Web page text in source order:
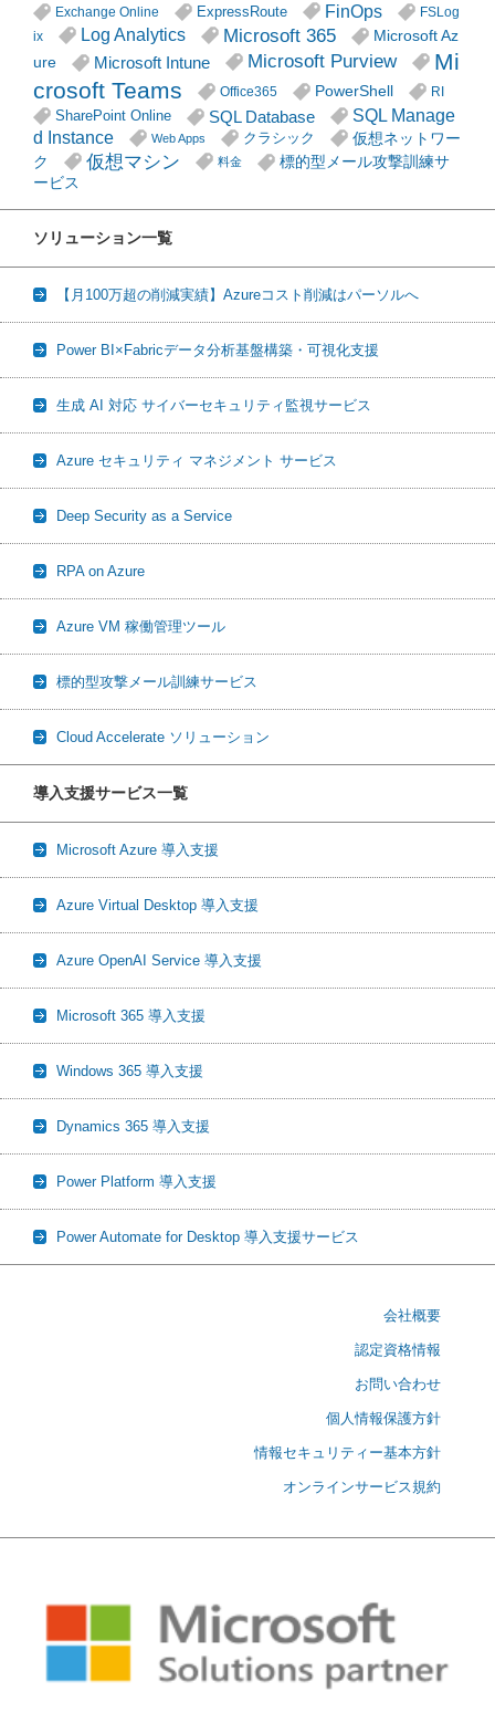
Exchange Online
ExpressRoute FinOps
FSLog
ix
Log Analytics Microsoft 365
Microsoft Az
ure
Microsoft Intune Microsoft Purview
Mi
crosoft Teams
Office365 PowerShell RI
SharePoint Online SQL Database
SQL Manage
d Instance
Web Apps クラシック
仮想ネットワー
ク
仮想マシン 料金
標的型メール攻撃訓練サ
ービス
ソリューション一覧
【月100万超の削減実績】Azureコスト削減はパーソルへ
Power BI×Fabricデータ分析基盤構築・可視化支援
生成 AI 対応 サイバーセキュリティ監視サービス
Azure セキュリティ マネジメント サービス
Deep Security as a Service
RPA on Azure
Azure VM 稼働管理ツール
標的型攻撃メール訓練サービス
Cloud Accelerate ソリューション
導入支援サービス一覧
Microsoft Azure 導入支援
Azure Virtual Desktop 導入支援
Azure OpenAI Service 導入支援
Microsoft 365 導入支援
Windows 365 導入支援
Dynamics 365 導入支援
Power Platform 導入支援
Power Automate for Desktop 導入支援サービス
会社概要
認定資格情報
お問い合わせ
個人情報保護方針
情報セキュリティー基本方針
オンラインサービス規約